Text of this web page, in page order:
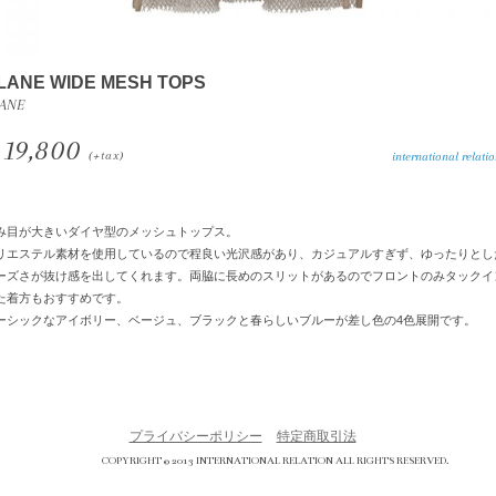
WIDE MESH TOPS
19,800(+tax) international
目が大きいダイヤ型のメッシュトップス。
エステル素材を使用しているので程良い光沢感があり、カジュアルすぎず、ゆったりとし
ズさが抜け感を出してくれます。両脇に長めのスリットがあるのでフロントのみタックイ
着方もおすすめです。
シックなアイボリー、ベージュ、ブラックと春らしいブルーが差し色の4色展開です。
プライバシーポリシー 特定商取引法
COPYRIGHT © 2013 INTERNATIONAL RELATION ALL RIGHTS RESERVED.